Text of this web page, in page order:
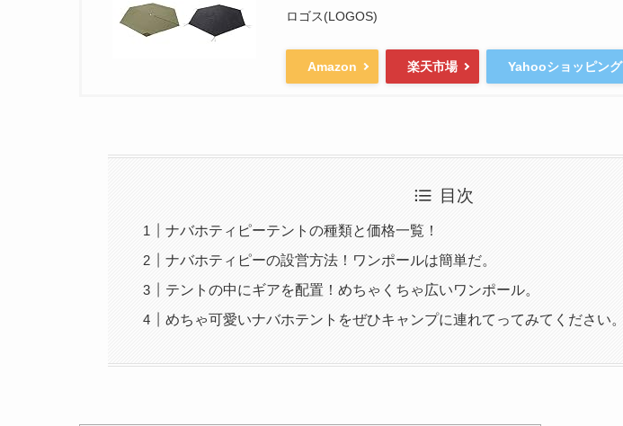
ロゴス(LOGOS)
Amazon 楽天市場 Yahooショッピング
目次
ナバホティピーテントの種類と価格一覧！
ナバホティピーの設営方法！ワンポールは簡単だ。
テントの中にギアを配置！めちゃくちゃ広いワンポール。
めちゃ可愛いナバホテントをぜひキャンプに連れてってみてください。